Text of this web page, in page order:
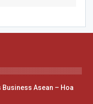
Asean – Hoa